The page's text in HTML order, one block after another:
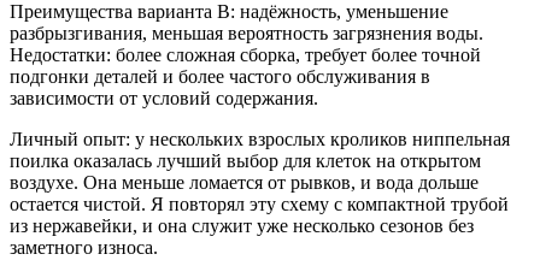
Преимущества варианта B: надёжность, уменьшение
разбрызгивания, меньшая вероятность загрязнения воды.
Недостатки: более сложная сборка, требует более точной
подгонки деталей и более частого обслуживания в
зависимости от условий содержания.
Личный опыт: у нескольких взрослых кроликов ниппельная
поилка оказалась лучший выбор для клеток на открытом
воздухе. Она меньше ломается от рывков, и вода дольше
остается чистой. Я повторял эту схему с компактной трубой
из нержавейки, и она служит уже несколько сезонов без
заметного износа.